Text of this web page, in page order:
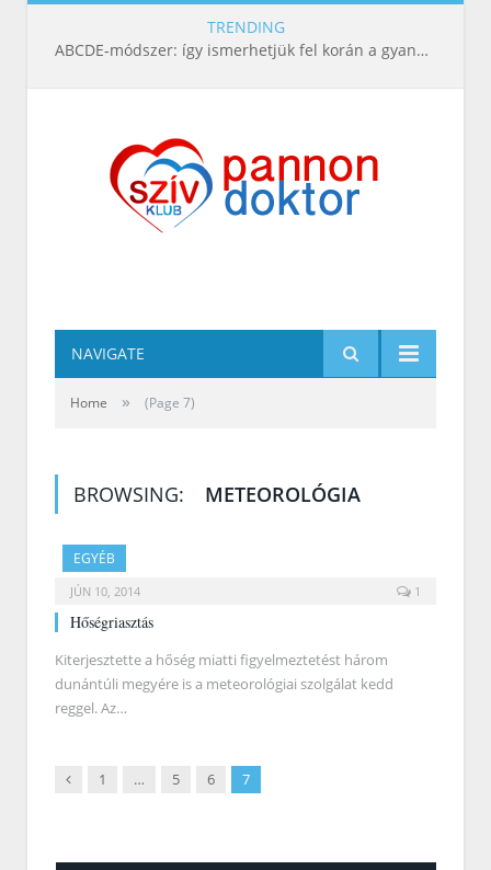
TRENDING
ABCDE‑módszer: így ismerhetjük fel korán a gyanús bőrelváltozásokat
NAVIGATE
Home » (Page 7)
BROWSING: METEOROLÓGIA
EGYÉB
JÚN 10, 2014 1
Hőségriasztás
Kiterjesztette a hőség miatti figyelmeztetést három
dunántúli megyére is a meteorológiai szolgálat kedd
reggel. Az…
Previous
1 … 5 6 7